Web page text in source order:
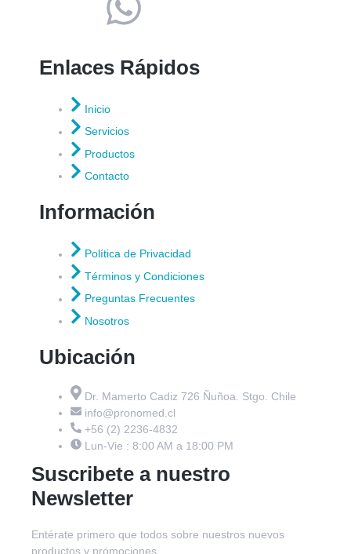
Enlaces Rápidos
Inicio
Servicios
Productos
Contacto
Información
Política de Privacidad
Términos y Condiciones
Preguntas Frecuentes
Nosotros
Ubicación
Dr. Mamerto Cadiz 726 Ñuñoa. Stgo. Chile
info@pronomed.cl
+56 (2) 2236-4832
Lun-Vie : 8:00 AM a 18:00 PM
Suscribete a nuestro
Newsletter
Entérate primero que todos sobre nuestros nuevos
productos y promociones.